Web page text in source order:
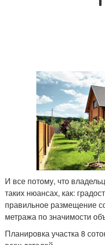
И все потому, что
таких нюансах, как:
правильное размещение
метража по значимости
Планировка участка 8